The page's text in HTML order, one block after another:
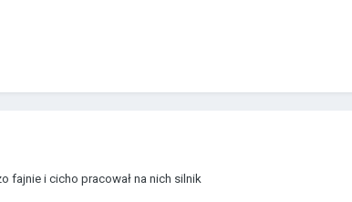
fajnie i cicho pracował na nich silnik